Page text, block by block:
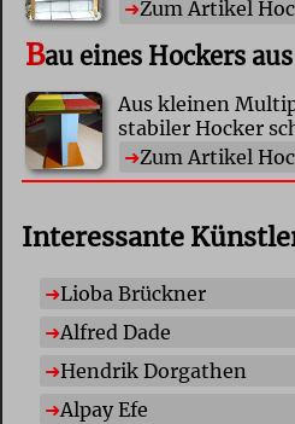
Zum Artikel
Bau eines Hockers
Aus kleinen
stabiler Hocker
Zum Artikel
Interessante
Lioba Brückner
Alfred Dade
Hendrik Dorgathen
Alpay Efe